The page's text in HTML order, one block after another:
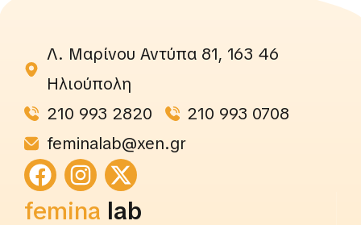
Λ. Μαρίνου Αντύπα 81, 163 46
Ηλιούπολη
210 993 2820
210 993 0708
feminalab@xen.gr
femina lab